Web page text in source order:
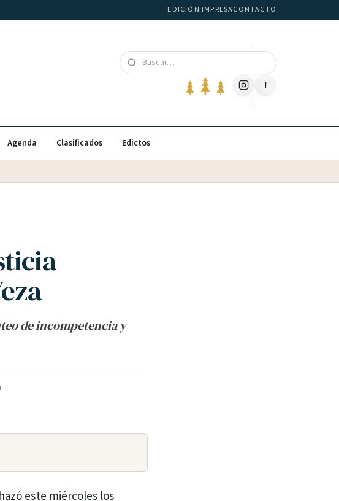
EDICIÓN IMPRESACONTACTO
f
Agenda Clasificados Edictos
de incompetencia y
este miércoles los